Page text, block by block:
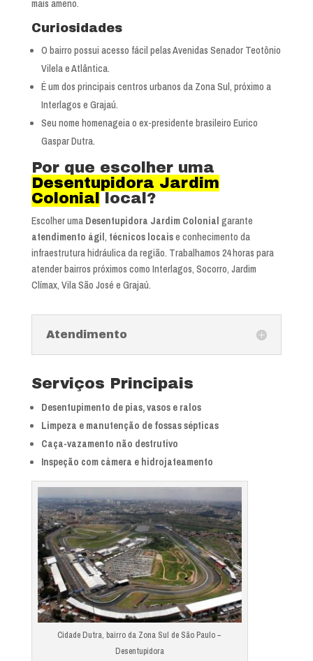
mais ameno.
Curiosidades
O bairro possui acesso fácil pelas Avenidas Senador Teotônio
Vilela e Atlântica.
É um dos principais centros urbanos da Zona Sul, próximo a
Interlagos e Grajaú.
Seu nome homenageia o ex-presidente brasileiro Eurico
Gaspar Dutra.
Por que escolher uma
Desentupidora Jardim
Colonial
local?
Escolher uma Desentupidora Jardim Colonial garante
atendimento ágil, técnicos locaise conhecimento da
infraestrutura hidráulica da região. Trabalhamos 24 horas para
atender bairros próximos como Interlagos, Socorro, Jardim
Clímax, Vila São José e Grajaú.
Atendimento
Serviços Principais
Desentupimento de pias, vasos e ralos
Limpeza e manutenção de fossas sépticas
Caça-vazamento não destrutivo
Inspeção com câmera e hidrojateamento
Cidade Dutra, bairro da Zona Sul de São Paulo –
Desentupidora